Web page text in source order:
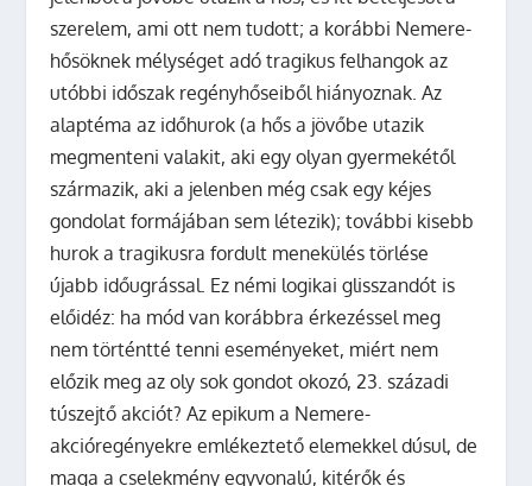
szerelem, ami ott nem tudott; a korábbi Nemere-
hősöknek mélységet adó tragikus felhangok az
utóbbi időszak regényhőseiből hiányoznak. Az
alaptéma az időhurok (a hős a jövőbe utazik
megmenteni valakit, aki egy olyan gyermekétől
származik, aki a jelenben még csak egy kéjes
gondolat formájában sem létezik); további kisebb
hurok a tragikusra fordult menekülés törlése
újabb időugrással. Ez némi logikai glisszandót is
előidéz: ha mód van korábbra érkezéssel meg
nem történtté tenni eseményeket, miért nem
előzik meg az oly sok gondot okozó, 23. századi
túszejtő akciót? Az epikum a Nemere-
akcióregényekre emlékeztető elemekkel dúsul, de
maga a cselekmény egyvonalú, kitérők és